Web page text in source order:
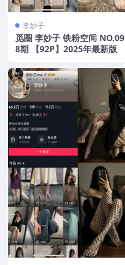
李妙子
觅圈 李妙子 铁粉空间 NO.09
8期 【92P】2025年最新版